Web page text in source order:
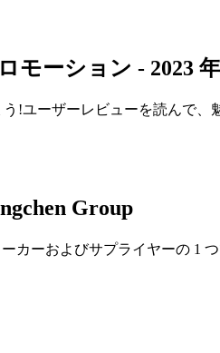
モーション - 2023
!ユーザーレビューを読んで
Group
カーおよびサプライヤーの 1